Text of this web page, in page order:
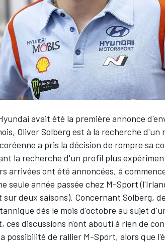
avait été la première annonce
Oliver Solberg est à la recherche d'un
a pris la décision de rompre sa
la recherche d'un profil plus
arrivées ont été annoncées, à
seule année passée chez M-Sport
deux saisons). Concernant Solberg,
dès le mois d'octobre au sujet
ces discussions n'ont abouti à rien de
possibilité de rallier M-Sport, alors que